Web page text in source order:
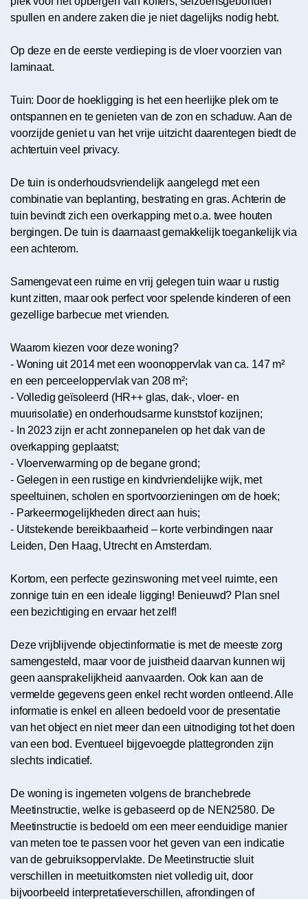
spullen en andere zaken die je niet dagelijks nodig hebt.
Op deze en de eerste verdieping is de vloer voorzien van
laminaat.
Tuin: Door de hoekligging is het een heerlijke plek om te
ontspannen en te genieten van de zon en schaduw. Aan de
voorzijde geniet u van het vrije uitzicht daarentegen biedt de
achtertuin veel privacy.
De tuin is onderhoudsvriendelijk aangelegd met een
combinatie van beplanting, bestrating en gras. Achterin de
tuin bevindt zich een overkapping met o.a. twee houten
bergingen. De tuin is daarnaast gemakkelijk toegankelijk via
een achterom.
Samengevat een ruime en vrij gelegen tuin waar u rustig
kunt zitten, maar ook perfect voor spelende kinderen of een
gezellige barbecue met vrienden.
Waarom kiezen voor deze woning?
- Woning uit 2014 met een woonoppervlak van ca. 147 m²
en een perceeloppervlak van 208 m²;
- Volledig geïsoleerd (HR++ glas, dak-, vloer- en
muurisolatie) en onderhoudsarme kunststof kozijnen;
- In 2023 zijn er acht zonnepanelen op het dak van de
overkapping geplaatst;
- Vloerverwarming op de begane grond;
- Gelegen in een rustige en kindvriendelijke wijk, met
speeltuinen, scholen en sportvoorzieningen om de hoek;
- Parkeermogelijkheden direct aan huis;
- Uitstekende bereikbaarheid – korte verbindingen naar
Leiden, Den Haag, Utrecht en Amsterdam.
Kortom, een perfecte gezinswoning met veel ruimte, een
zonnige tuin en een ideale ligging! Benieuwd? Plan snel
een bezichtiging en ervaar het zelf!
Deze vrijblijvende objectinformatie is met de meeste zorg
samengesteld, maar voor de juistheid daarvan kunnen wij
geen aansprakelijkheid aanvaarden. Ook kan aan de
vermelde gegevens geen enkel recht worden ontleend. Alle
informatie is enkel en alleen bedoeld voor de presentatie
van het object en niet meer dan een uitnodiging tot het doen
van een bod. Eventueel bijgevoegde plattegronden zijn
slechts indicatief.
De woning is ingemeten volgens de branchebrede
Meetinstructie, welke is gebaseerd op de NEN2580. De
Meetinstructie is bedoeld om een meer eenduidige manier
van meten toe te passen voor het geven van een indicatie
van de gebruiksoppervlakte. De Meetinstructie sluit
verschillen in meetuitkomsten niet volledig uit, door
bijvoorbeeld interpretatieverschillen, afrondingen of